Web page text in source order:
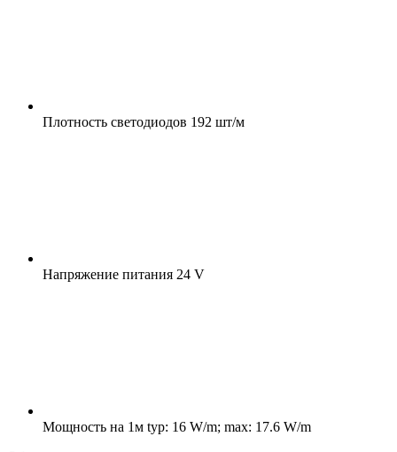
Плотность светодиодов 192 шт/м
Напряжение питания 24 V
Мощность на 1м typ: 16 W/m; max: 17.6 W/m